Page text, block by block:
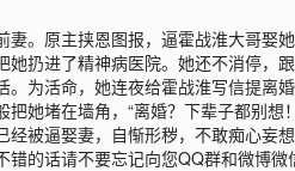
。原主挟恩图报，逼霍战淮大哥娶
她扔进了精神病医院。她还不消停
为活命，她连夜给霍战淮写信提
把她堵在墙角，“离婚？下辈子都别
经被逼娶妻，自惭形秽，不敢痴心
错的话请不要忘记向您QQ群和微博微